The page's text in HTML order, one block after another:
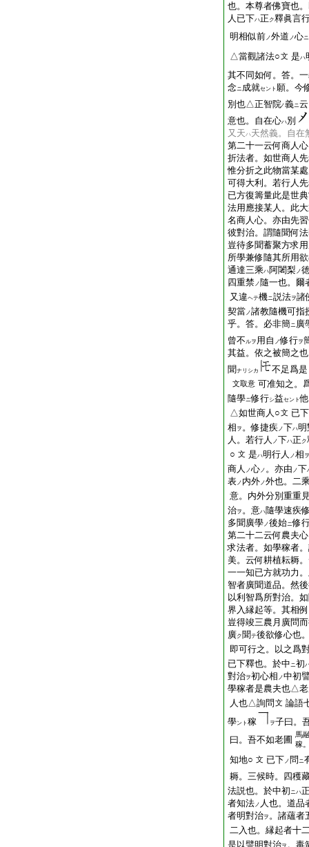
也。本尊者佛寶也
人已下ハ正 ク釋眞言
明相似前ノ外道 ノ心ニ
△當觀諸法○ 文 是ハ
其不同如何。答。
念ニ成就セント 願。今
別也△正智院ノ義ニ
意也。自在心ハ別
又天ハ天然義。自在
第二十一云何商人
折法者。如世商人
惟分折之此物當某
可得大利。若行人
已方復籌量此是世
法用應接某人。此
名商人心。亦由先
彼對治。謂隨聞何
豈待多聞蓄聚方求
所學兼修隨其所用
通達三乘ハ阿闍梨ノ
四重禁ノ 隨一也。爾
又違ヘテ機ニ説法ヲ諸
契當ノ諸教隨機可指
乎。答。必非簡ニ廣
曾不ルヲ 用自 ノ修行ヲ
其益。依之被簡之
聞ナリシカ 不足爲是
文取意 可准知之。
隨學ニ修行シ益セント他
△如世商人○ 文 已下
相 ヲ 。修捷疾ノ下ハ明
人。若行人 ノ下ハ正 ク
○ 文 是ハ明行人 ノ相 ヲ
商人 ノ心ノ 。亦由 ノ下
表ノ 内外ノ外也。二
意。内外分別重重
治ヲ 。意ハ隨學速疾
多聞廣學ノ後始ニ修
第二十二云何農夫
求法者。如學稼者
美。云何耕植耘耨
一一知已方就功力
智者廣聞道品。然
以利智爲所對治。
界入縁起等。其相
豈得竣三農月廣問
廣ク 聞テ後欲修心也
即可行之。以之爲
已下釋也。於中ニ初
對治ヲ初心相 ノ中初
學稼者是農夫也△老
人也△詢問 文 論語
學ント 稼 ヲ子曰。
曰。吾不如老圃 馬
稼
知地○ 文 已下ノ 問ニ
耨。三候時。四穫
法説也。於中初ニハ
者知法ノ 人也。道品
者明對治ヲ 。諸蘊者
二入也。縁起者十
是以譬明對治
。毒